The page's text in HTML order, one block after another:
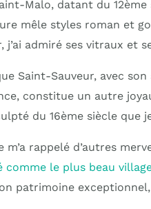
Malo, datant du
mêle styles roman et
j’ai admiré ses vitraux et
Saint-Sauveur, avec
constitue un autre
du 16ème siècle que
m’a rappelé d’autres
comme le plus beau
patrimoine